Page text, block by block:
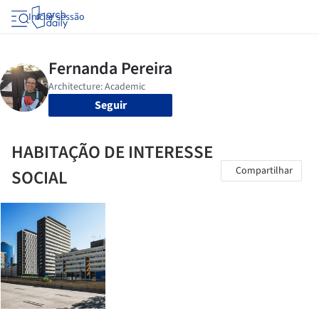
Iniciar sessão
Seguir
HABITAÇÃO DE INTERESSE
SOCIAL
Compartilhar